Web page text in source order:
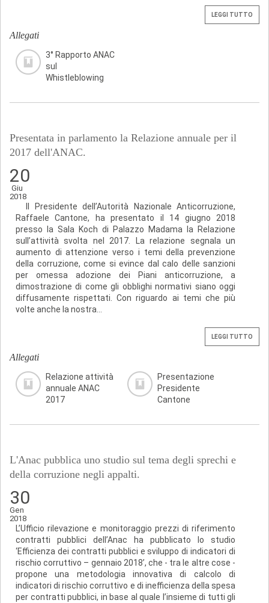
LEGGI TUTTO
Allegati
3° Rapporto ANAC
sul
Whistleblowing
Presentata in parlamento la Relazione annuale per il
2017 dell'ANAC.
20
Giu
2018
Il Presidente dell’Autorità Nazionale Anticorruzione,
Raffaele Cantone, ha presentato il 14 giugno 2018
presso la Sala Koch di Palazzo Madama la Relazione
sull’attività svolta nel 2017. La relazione segnala un
aumento di attenzione verso i temi della prevenzione
della corruzione, come si evince dal calo delle sanzioni
per omessa adozione dei Piani anticorruzione, a
dimostrazione di come gli obblighi normativi siano oggi
diffusamente rispettati. Con riguardo ai temi che più
volte anche la nostra...
LEGGI TUTTO
Allegati
Relazione attività
annuale ANAC
2017
Presentazione
Presidente
Cantone
L'Anac pubblica uno studio sul tema degli sprechi e
della corruzione negli appalti.
30
Gen
2018
L’Ufficio rilevazione e monitoraggio prezzi di riferimento
contratti pubblici dell’Anac ha pubblicato lo studio
‘Efficienza dei contratti pubblici e sviluppo di indicatori di
rischio corruttivo – gennaio 2018’, che - tra le altre cose -
propone una metodologia innovativa di calcolo di
indicatori di rischio corruttivo e di inefficienza della spesa
per contratti pubblici, in base al quale l’insieme di tutti gli